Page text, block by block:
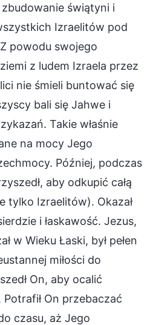
świątyni i
Izraelitów pod
powodu swojego
z ludem Izraela przez
nie śmieli buntować się
bali się Jahwe i
Takie właśnie
na mocy Jego
Później, podczas
aby odkupić całą
tylko Izraelitów). Okazał
i łaskawość. Jezus,
w Wieku Łaski, był pełen
miłości do
On, aby ocalić
On przebaczać
czasu, aż Jego